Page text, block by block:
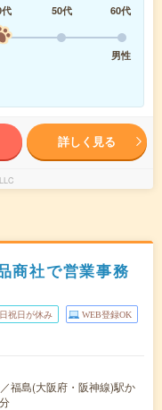
50代
60代
男性
詳しく見る
商社で営業事務
祝日が休み WEB登録OK
福島(大阪府・阪神線)駅か